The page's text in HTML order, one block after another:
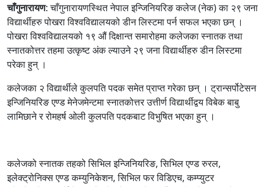
चाँगुनारायण: चाँगुनारायणस्थित नेपाल इन्जिनियरिङ कलेज (नेक) का २९ जना
विद्यार्थीहरु पोखरा विश्वविद्यालयको डीन लिस्टमा पर्न सफल भएका छन् ।
पोखरा विश्वविद्यालयको १९ औं दिक्षान्त समारोहमा कलेजका स्नातक तथा
स्नातकोत्तर तहमा उत्कृष्ट अंक ल्याउने २९ जना विद्यार्थीहरु डीन लिस्टमा
परेका हुन् ।
कलेजका २ विद्यार्थीले कुलपति पदक समेत प्राप्त गरेका छन् । ट्रान्सर्पोटेसन
इन्जिनियरिङ एण्ड मेनेजमेन्टमा स्नातकोत्तर उत्तीर्ण विद्यार्थीद्वय विबेक बाबु
लामिछाने र रोमहर्ष ओली कुलपति पदकबाट विभुषित भएका हुन् ।
कलेजको स्नातक तहको सिभिल इन्जिनियरिङ, सिभिल एण्ड रुरल,
इलेक्ट्रोनिक्स एण्ड कम्युनिकेशन, सिभिल फर विडिएच, कम्प्युटर